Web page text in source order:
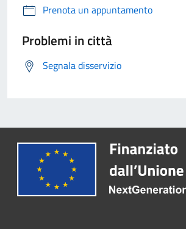
Prenota un appuntamento
Problemi in città
Segnala disservizio